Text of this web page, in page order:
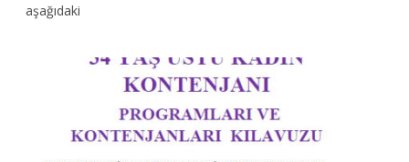
aşağıdaki